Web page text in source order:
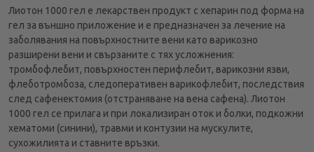
Лиотон 1000 гел е лекарствен продукт с хепарин под форма на
гел за външно приложение и е предназначен за лечение на
заболявания на повърхностните вени като варикозно
разширени вени и свързаните с тях усложнения:
тромбофлебит, повърхностен перифлебит, варикозни язви,
флеботромбоза, следоперативен варикофлебит, последствия
след сафенектомия (отстраняване на вена сафена). Лиотон
1000 гел се прилага и при локализиран оток и болки, подкожни
хематоми (синини), травми и контузии на мускулите,
сухожилията и ставните връзки.